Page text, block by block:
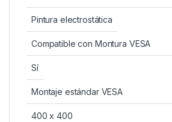
Pintura electrostática
Compatible con Montura VESA
Sí
Montaje estándar VESA
400 x 400